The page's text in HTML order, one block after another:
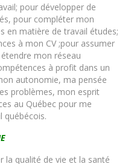
pour développer de
pour compléter mon
en matière de travail études;
à mon CV ;pour assumer
mon réseau
à profit dans un
autonomie, ma pensée
problèmes, mon esprit
au Québec pour me
québécois.
la qualité de vie et la santé